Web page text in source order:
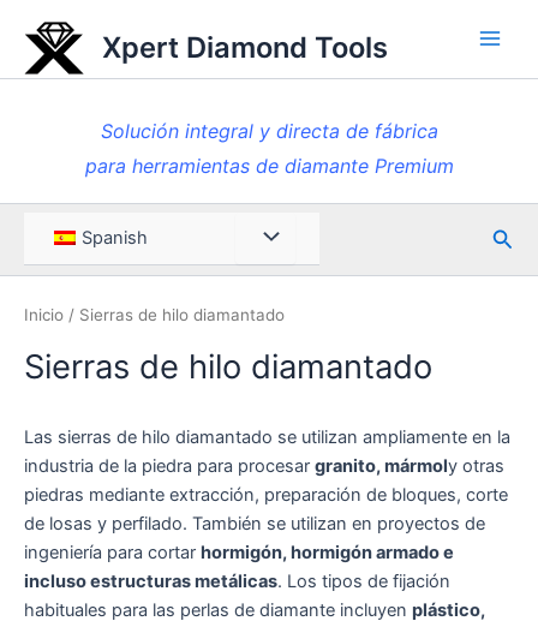
contenido
Xpert Diamond Tools
Solución integral y directa de fábrica
para herramientas de diamante Premium
Spanish Menú
Inicio / Sierras de hilo diamantado
Sierras de hilo diamantado
Las sierras de hilo diamantado se utilizan ampliamente en la
industria de la piedra para procesar granito, mármoly otras
piedras mediante extracción, preparación de bloques, corte
de losas y perfilado. También se utilizan en proyectos de
ingeniería para cortar hormigón, hormigón armado e
incluso estructuras metálicas. Los tipos de fijación
habituales para las perlas de diamante incluyen plástico,